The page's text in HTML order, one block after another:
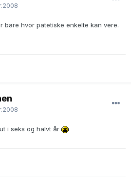
bare hvor patetiske enkelte kan vere.
i seks og halvt år